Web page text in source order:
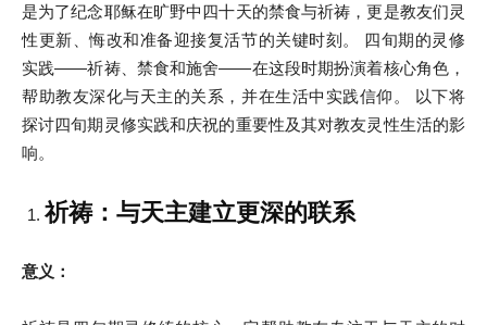
是为了纪念耶稣在旷野中四十天的禁食与祈祷，更是教友们灵
性更新、悔改和准备迎接复活节的关键时刻。 四旬期的灵修
实践——祈祷、禁食和施舍——在这段时期扮演着核心角色，
帮助教友深化与天主的关系，并在生活中实践信仰。 以下将
探讨四旬期灵修实践和庆祝的重要性及其对教友灵性生活的影
响。
祈祷：与天主建立更深的联系
意义：